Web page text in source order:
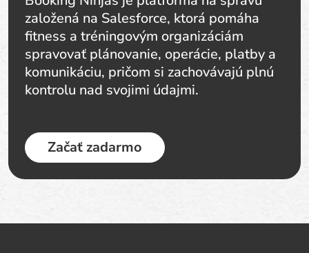
založená na Salesforce, ktorá pomáha
fitness a tréningovým organizáciám
spravovať plánovanie, operácie, platby a
komunikáciu, pričom si zachovávajú plnú
kontrolu nad svojimi údajmi.
Začať zadarmo